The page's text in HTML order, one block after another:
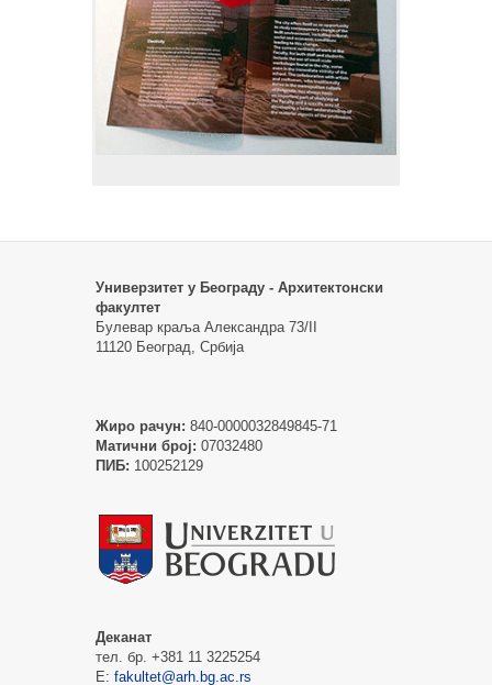
Универзитет у Београду - Архитектонски
факултет
Булевар краља Александра 73/II
11120 Београд, Србија
Жиро рачун: 840-0000032849845-71
Матични број: 07032480
ПИБ: 100252129
Деканат
тел. бр. +381 11 3225254
Е: fakultet@arh.bg.ac.rs